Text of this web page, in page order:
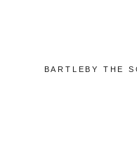
BARTLEBY THE